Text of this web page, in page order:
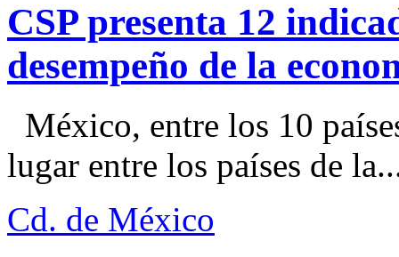
CSP presenta 12
desempeño de la
México, entre los 10
lugar entre los países de
Cd. de México